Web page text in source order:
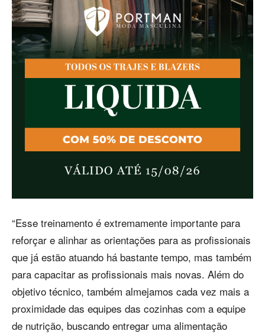
“Esse treinamento é extremamente importante para
reforçar e alinhar as orientações para as profissionais
que já estão atuando há bastante tempo, mas também
para capacitar as profissionais mais novas. Além do
objetivo técnico, também almejamos cada vez mais a
proximidade das equipes das cozinhas com a equipe
de nutrição, buscando entregar uma alimentação